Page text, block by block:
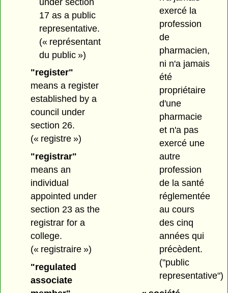
17 as a public
representative.
(« représentant
du public »)
"register"
means a register
established by a
council under
section 26.
(« registre »)
"registrar"
means an
individual
appointed under
section 23 as the
registrar for a
college.
(« registraire »)
"regulated
associate
exercé la
profession
de
pharmacien,
ni n'a jamais
été
propriétaire
d'une
pharmacie
et n'a pas
exercé une
autre
profession
de la santé
réglementée
au cours
des cinq
années qui
précèdent.
("public
representative")